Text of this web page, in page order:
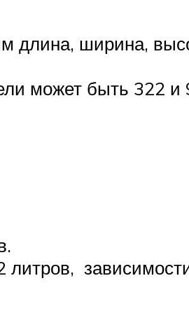
ширина,
может быть 322 и